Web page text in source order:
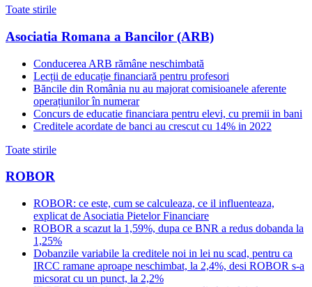
Toate stirile
Asociatia Romana a Bancilor (ARB)
Conducerea ARB rămâne neschimbată
Lecții de educație financiară pentru profesori
Băncile din România nu au majorat comisioanele aferente
operațiunilor în numerar
Concurs de educatie financiara pentru elevi, cu premii in bani
Creditele acordate de banci au crescut cu 14% in 2022
Toate stirile
ROBOR
ROBOR: ce este, cum se calculeaza, ce il influenteaza,
explicat de Asociatia Pietelor Financiare
ROBOR a scazut la 1,59%, dupa ce BNR a redus dobanda la
1,25%
Dobanzile variabile la creditele noi in lei nu scad, pentru ca
IRCC ramane aproape neschimbat, la 2,4%, desi ROBOR s-a
micsorat cu un punct, la 2,2%